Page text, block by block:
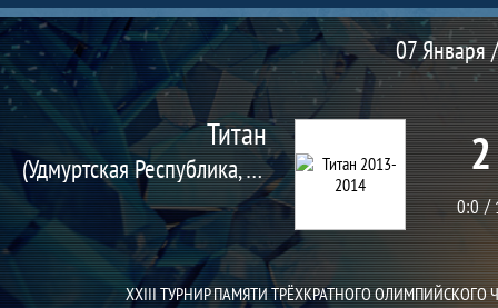
Матч
07 Января
Титан
(Удмуртская Республика, Вавож с.)
0:0
XXIII ТУРНИР ПАМЯТИ ТРЁХКРАТНОГО